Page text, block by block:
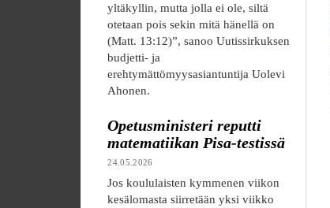
yltäkyllin, mutta jolla ei ole, siltä
otetaan pois sekin mitä hänellä on
(Matt. 13:12)”, sanoo Uutissirkuksen
budjetti- ja
erehtymättömyysasiantuntija Uolevi
Ahonen.
Opetusministeri reputti
matematiikan Pisa-testissä
24.05.2026
Jos koululaisten kymmenen viikon
kesälomasta siirretään yksi viikko